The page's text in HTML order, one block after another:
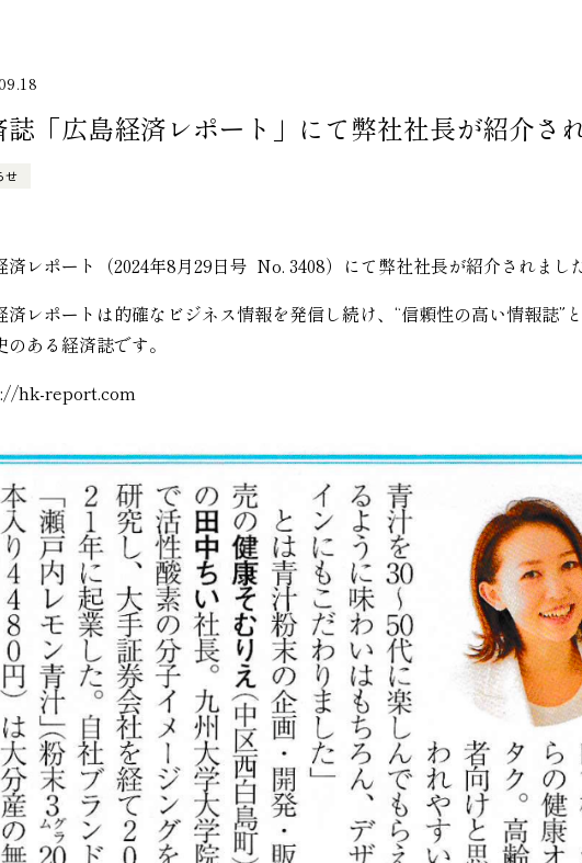
誌「広島経済レポート」にて弊社社長が紹介さ
せ
済レポート（2024年8月29日号 No. 3408）にて弊社社長が紹介されまし
済レポートは的確なビジネス情報を発信し続け、“信頼性の高い情報誌”
のある経済誌です。
hk-report.com